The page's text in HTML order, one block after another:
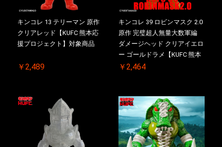
キンコレ 13 テリーマン 原作
クリアレッド【KUFC 熊本応
援プロジェクト】対象商品
￥2,489
キンコレ 39 ロビンマスク 2.0
原作 完璧超人無量大数軍編
ダメージヘッド クリアイエロ
ー ゴールドラメ【KUFC 熊本
応援プロジェクト】対象商品
￥2,464